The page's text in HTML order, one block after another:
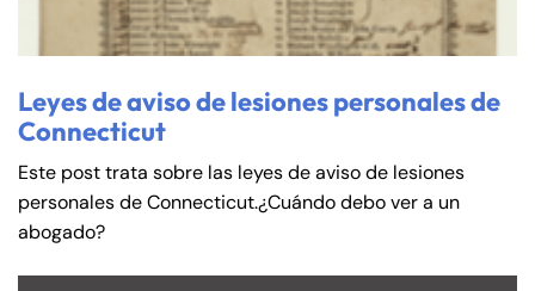
Leyes de aviso de lesiones personales de
Connecticut
Este post trata sobre las leyes de aviso de lesiones
personales de Connecticut.¿Cuándo debo ver a un
abogado?